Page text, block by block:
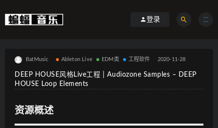
登录
BatMusic Ableton Live EDM类 工程软件 2020-11-28
DEEP HOUSE风格Live工程 | Audiozone Samples – DEEP
HOUSE Loop Elements
资源概述